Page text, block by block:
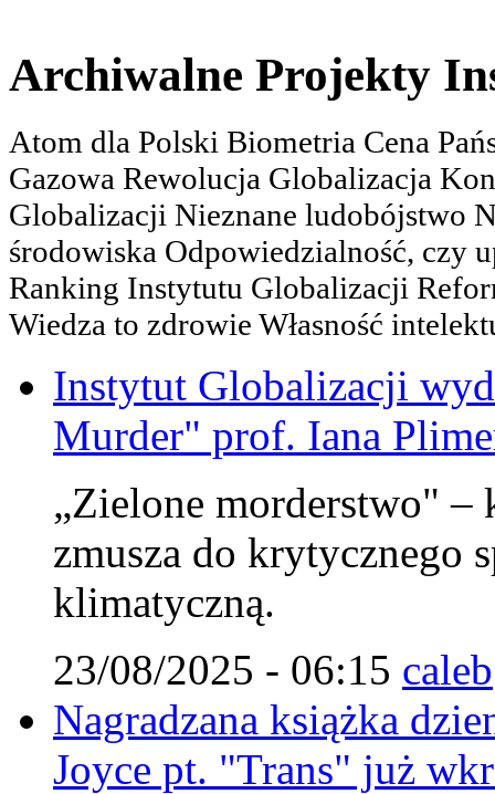
Archiwalne Projekty
Atom dla Polski Biometria Cena
Gazowa Rewolucja Globalizacja
Globalizacji Nieznane ludobójstwo
środowiska Odpowiedzialność, czy
Ranking Instytutu Globalizacji
Wiedza to zdrowie Własność
Instytut Globalizacji
Murder" prof. Iana
„Zielone morderstwo" –
zmusza do krytycznego
klimatyczną.
23/08/2025 - 06:15 caleb
Nagradzana książka
Joyce pt. "Trans" już